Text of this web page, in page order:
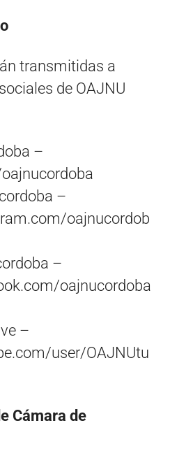
transmitidas a
de OAJNU
–
–
oajnucordob
–
oajnucordoba
–
user/OAJNUtu
Cámara de